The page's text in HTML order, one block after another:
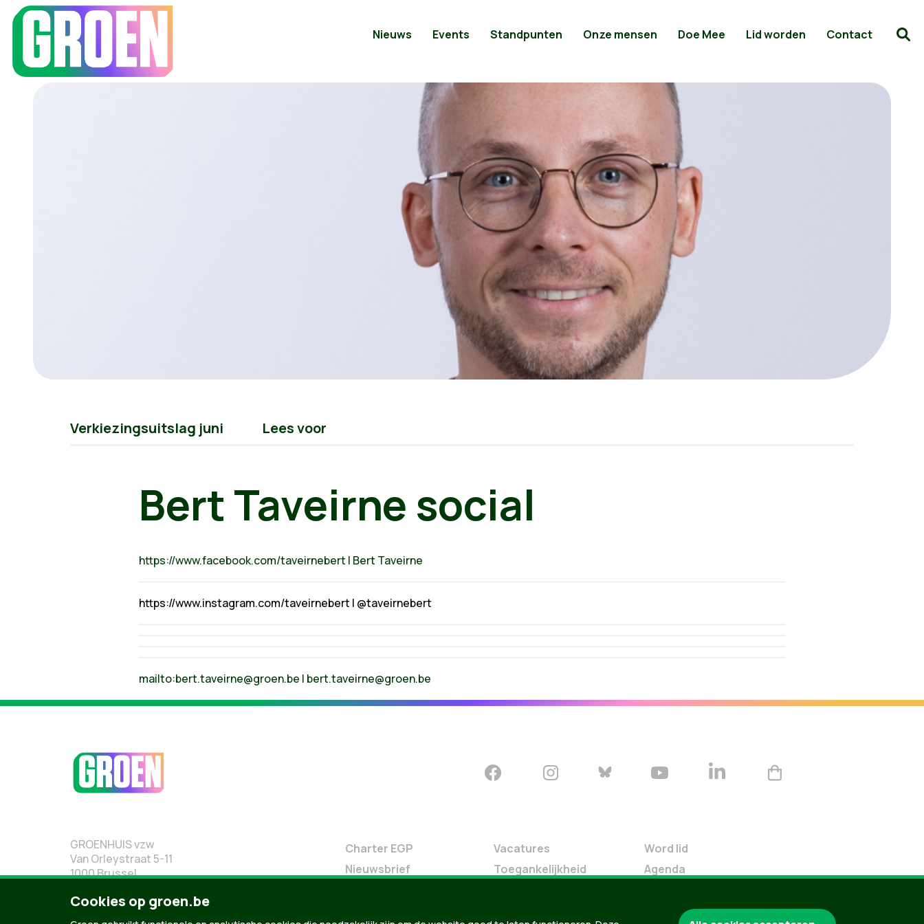
Nieuws Events Standpunten Onze mensen Doe Mee Lid worden Contact
Verkiezingsuitslag juni Lees voor
Bert Taveirne social
https://www.facebook.com/taveirnebert | Bert Taveirne
https://www.instagram.com/taveirnebert | @taveirnebert
mailto:bert.taveirne@groen.be | bert.taveirne@groen.be
GROENHUIS vzw
Van Orleystraat 5-11
1000 Brussel
02 219 19 19
Charter EGP
Nieuwsbrief
Vacatures
Toegankelijkheid
Word lid
Agenda
Verleng je lidmaatschap
Cookies op groen.be